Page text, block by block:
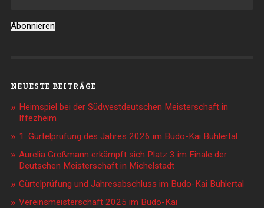
Abonnieren
NEUESTE BEITRÄGE
Heimspiel bei der Südwestdeutschen Meisterschaft in
Iffezheim
1. Gürtelprüfung des Jahres 2026 im Budo-Kai Bühlertal
Aurelia Großmann erkämpft sich Platz 3 im Finale der
Deutschen Meisterschaft in Michelstadt
Gürtelprüfung und Jahresabschluss im Budo-Kai Bühlertal
Vereinsmeisterschaft 2025 im Budo-Kai